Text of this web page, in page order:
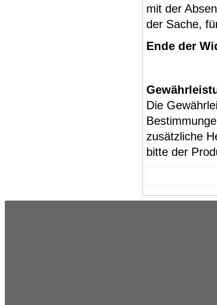
mit der
der Sache,
Ende der
Die
zusätzliche
bitte der